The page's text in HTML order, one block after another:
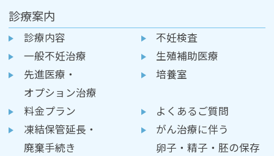
診療案内
診療内容
不妊検査
一般不妊治療
生殖補助医療
先進医療・
オプション治療
培養室
料金プラン
よくあるご質問
凍結保管延長・
廃棄手続き
がん治療に伴う
卵子・精子・胚の保存